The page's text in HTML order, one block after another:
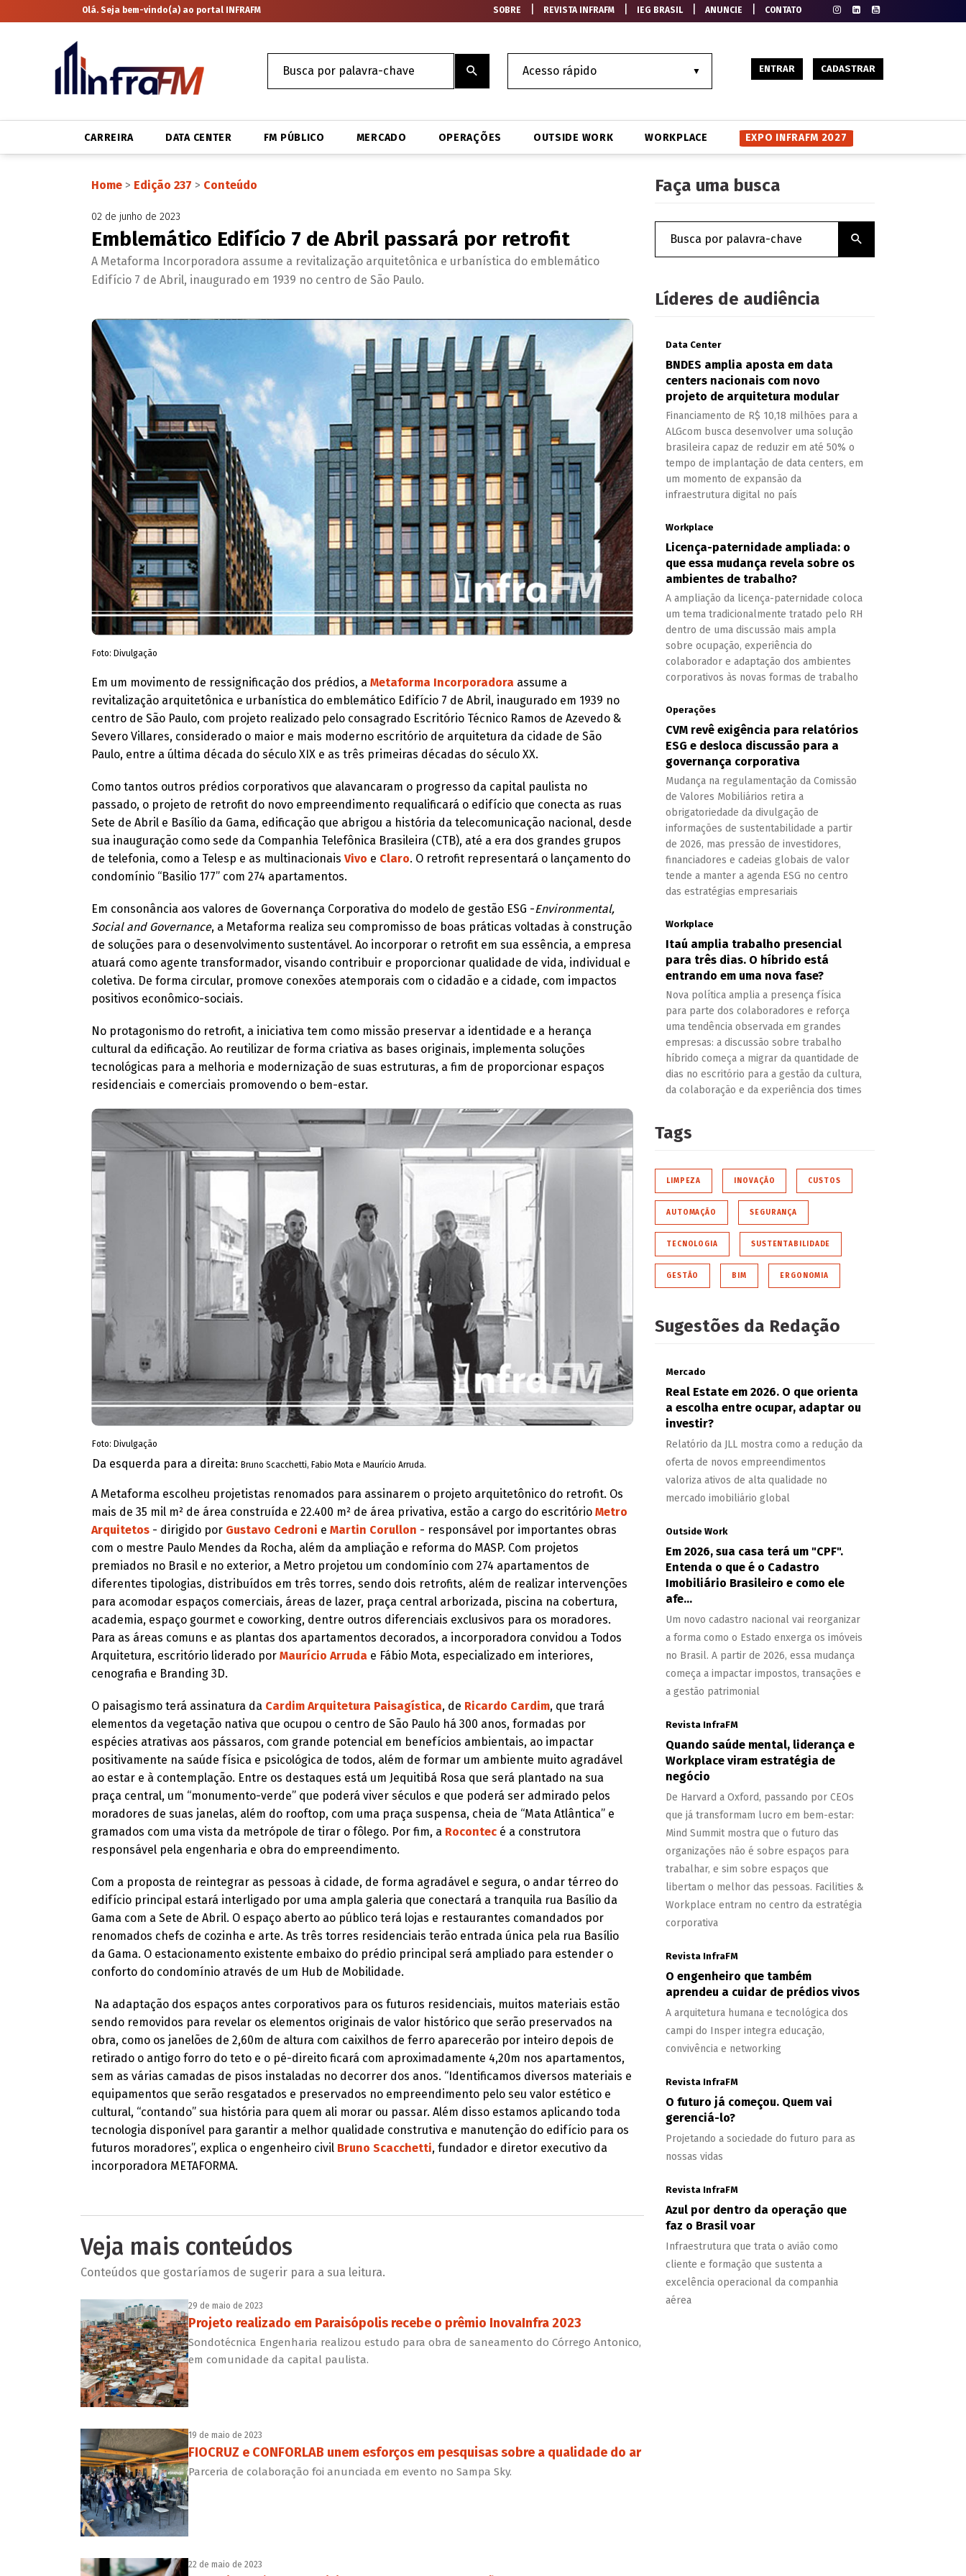
Olá. Seja bem-vindo(a) ao portal INFRAFM SOBRE REVISTA INFRAFM IEG BRASIL|ANUNCIE CONTATO
ENTRAR CADASTRAR
CARREIRA DATA CENTER FM PÚBLICO MERCADO OPERAÇÕES OUTSIDE WORK WORKPLACE EXPO INFRAFM 2027
Home> Edição 237 > Conteúdo
02 de junho de 2023
Emblemático Edifício 7 de Abril passará por retrofit
A Metaforma Incorporadora assume a revitalização arquitetônica e urbanística do emblemático
Edifício 7 de Abril, inaugurado em 1939 no centro de São Paulo.
Foto: Divulgação
Em um movimento de ressignificação dos prédios, a Metaforma Incorporadora assume a
revitalização arquitetônica e urbanística do emblemático Edifício 7 de Abril, inaugurado em 1939 no
centro de São Paulo, com projeto realizado pelo consagrado Escritório Técnico Ramos de Azevedo &
Severo Villares, considerado o maior e mais moderno escritório de arquitetura da cidade de São
Paulo, entre a última década do século XIX e as três primeiras décadas do século XX.
Como tantos outros prédios corporativos que alavancaram o progresso da capital paulista no
passado, o projeto de retrofit do novo empreendimento requalificará o edifício que conecta as ruas
Sete de Abril e Basílio da Gama, edificação que abrigou a história da telecomunicação nacional, desde
sua inauguração como sede da Companhia Telefônica Brasileira (CTB), até a era dos grandes grupos
de telefonia, como a Telesp e as multinacionais Vivo e Claro. O retrofit representará o lançamento do
condomínio “Basilio 177” com 274 apartamentos.
Em consonância aos valores de Governança Corporativa do modelo de gestão ESG -Environmental,
Social and Governance, a Metaforma realiza seu compromisso de boas práticas voltadas à construção
de soluções para o desenvolvimento sustentável. Ao incorporar o retrofit em sua essência, a empresa
atuará como agente transformador, visando contribuir e proporcionar qualidade de vida, individual e
coletiva. De forma circular, promove conexões atemporais com o cidadão e a cidade, com impactos
positivos econômico-sociais.
No protagonismo do retrofit, a iniciativa tem como missão preservar a identidade e a herança
cultural da edificação. Ao reutilizar de forma criativa as bases originais, implementa soluções
tecnológicas para a melhoria e modernização de suas estruturas, a fim de proporcionar espaços
residenciais e comerciais promovendo o bem-estar.
Foto: Divulgação
Da esquerda para a direita: Bruno Scacchetti, Fabio Mota e Maurício Arruda.
A Metaforma escolheu projetistas renomados para assinarem o projeto arquitetônico do retrofit. Os
mais de 35 mil m² de área construída e 22.400 m² de área privativa, estão a cargo do escritório Metro
Arquitetos- dirigido por Gustavo Cedroni e Martin Corullon - responsável por importantes obras
com o mestre Paulo Mendes da Rocha, além da ampliação e reforma do MASP. Com projetos
premiados no Brasil e no exterior, a Metro projetou um condomínio com 274 apartamentos de
diferentes tipologias, distribuídos em três torres, sendo dois retrofits, além de realizar intervenções
para acomodar espaços comerciais, áreas de lazer, praça central arborizada, piscina na cobertura,
academia, espaço gourmet e coworking, dentre outros diferenciais exclusivos para os moradores.
Para as áreas comuns e as plantas dos apartamentos decorados, a incorporadora convidou a Todos
Arquitetura, escritório liderado por Maurício Arruda e Fábio Mota, especializado em interiores,
cenografia e Branding 3D.
O paisagismo terá assinatura da Cardim Arquitetura Paisagística, de Ricardo Cardim, que trará
elementos da vegetação nativa que ocupou o centro de São Paulo há 300 anos, formadas por
espécies atrativas aos pássaros, com grande potencial em benefícios ambientais, ao impactar
positivamente na saúde física e psicológica de todos, além de formar um ambiente muito agradável
ao estar e à contemplação. Entre os destaques está um Jequitibá Rosa que será plantado na sua
praça central, um “monumento-verde” que poderá viver séculos e que poderá ser admirado pelos
moradores de suas janelas, além do rooftop, com uma praça suspensa, cheia de “Mata Atlântica” e
gramados com uma vista da metrópole de tirar o fôlego. Por fim, a Rocontecé a construtora
responsável pela engenharia e obra do empreendimento.
Com a proposta de reintegrar as pessoas à cidade, de forma agradável e segura, o andar térreo do
edifício principal estará interligado por uma ampla galeria que conectará a tranquila rua Basílio da
Gama com a Sete de Abril. O espaço aberto ao público terá lojas e restaurantes comandados por
renomados chefs de cozinha e arte. As três torres residenciais terão entrada única pela rua Basílio
da Gama. O estacionamento existente embaixo do prédio principal será ampliado para estender o
conforto do condomínio através de um Hub de Mobilidade.
Na adaptação dos espaços antes corporativos para os futuros residenciais, muitos materiais estão
sendo removidos para revelar os elementos originais de valor histórico que serão preservados na
obra, como os janelões de 2,60m de altura com caixilhos de ferro aparecerão por inteiro depois de
retirado o antigo forro do teto e o pé-direito ficará com aproximadamente 4,20m nos apartamentos,
sem as várias camadas de pisos instaladas no decorrer dos anos. “Identificamos diversos materiais e
equipamentos que serão resgatados e preservados no empreendimento pelo seu valor estético e
cultural, “contando” sua história para quem ali morar ou passar. Além disso estamos aplicando toda
tecnologia disponível para garantir a melhor qualidade construtiva e manutenção do edifício para os
futuros moradores”, explica o engenheiro civil Bruno Scacchetti, fundador e diretor executivo da
incorporadora METAFORMA.
Veja mais conteúdos
Conteúdos que gostaríamos de sugerir para a sua leitura.
29 de maio de 2023
Projeto realizado em Paraisópolis recebe o prêmio InovaInfra 2023
Sondotécnica Engenharia realizou estudo para obra de saneamento do Córrego Antonico,
em comunidade da capital paulista.
19 de maio de 2023
FIOCRUZ e CONFORLAB unem esforços em pesquisas sobre a qualidade do ar
Parceria de colaboração foi anunciada em evento no Sampa Sky.
22 de maio de 2023
Faça uma busca
Líderes de audiência
Data Center
BNDES amplia aposta em data
centers nacionais com novo
projeto de arquitetura modular
Financiamento de R$ 10,18 milhões para a
ALGcom busca desenvolver uma solução
brasileira capaz de reduzir em até 50% o
tempo de implantação de data centers, em
um momento de expansão da
infraestrutura digital no país
Workplace
Licença-paternidade ampliada: o
que essa mudança revela sobre os
ambientes de trabalho?
A ampliação da licença-paternidade coloca
um tema tradicionalmente tratado pelo RH
dentro de uma discussão mais ampla
sobre ocupação, experiência do
colaborador e adaptação dos ambientes
corporativos às novas formas de trabalho
Operações
CVM revê exigência para relatórios
ESG e desloca discussão para a
governança corporativa
Mudança na regulamentação da Comissão
de Valores Mobiliários retira a
obrigatoriedade da divulgação de
informações de sustentabilidade a partir
de 2026, mas pressão de investidores,
financiadores e cadeias globais de valor
tende a manter a agenda ESG no centro
das estratégias empresariais
Workplace
Itaú amplia trabalho presencial
para três dias. O híbrido está
entrando em uma nova fase?
Nova política amplia a presença física
para parte dos colaboradores e reforça
uma tendência observada em grandes
empresas: a discussão sobre trabalho
híbrido começa a migrar da quantidade de
dias no escritório para a gestão da cultura,
da colaboração e da experiência dos times
Tags
LIMPEZA INOVAÇÃO CUSTOS
AUTOMAÇÃO SEGURANÇA
TECNOLOGIA SUSTENTABILIDADE
GESTÃO BIM ERGONOMIA
Sugestões da Redação
Mercado
Real Estate em 2026. O que orienta
a escolha entre ocupar, adaptar ou
investir?
Relatório da JLL mostra como a redução da
oferta de novos empreendimentos
valoriza ativos de alta qualidade no
mercado imobiliário global
Outside Work
Em 2026, sua casa terá um "CPF".
Entenda o que é o Cadastro
Imobiliário Brasileiro e como ele
afe...
Um novo cadastro nacional vai reorganizar
a forma como o Estado enxerga os imóveis
no Brasil. A partir de 2026, essa mudança
começa a impactar impostos, transações e
a gestão patrimonial
Revista InfraFM
Quando saúde mental, liderança e
Workplace viram estratégia de
negócio
De Harvard a Oxford, passando por CEOs
que já transformam lucro em bem-estar:
Mind Summit mostra que o futuro das
organizações não é sobre espaços para
trabalhar, e sim sobre espaços que
libertam o melhor das pessoas. Facilities &
Workplace entram no centro da estratégia
corporativa
Revista InfraFM
O engenheiro que também
aprendeu a cuidar de prédios vivos
A arquitetura humana e tecnológica dos
campi do Insper integra educação,
convivência e networking
Revista InfraFM
O futuro já começou. Quem vai
gerenciá-lo?
Projetando a sociedade do futuro para as
nossas vidas
Revista InfraFM
Azul por dentro da operação que
faz o Brasil voar
Infraestrutura que trata o avião como
cliente e formação que sustenta a
excelência operacional da companhia
aérea